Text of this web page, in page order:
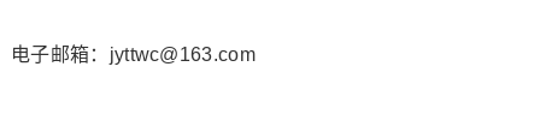
电子邮箱：jyttwc@163.com